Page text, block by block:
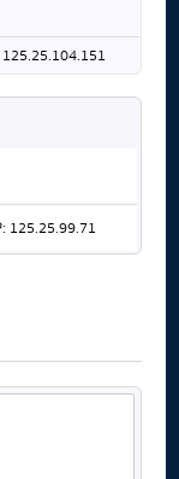
125.25.99.71